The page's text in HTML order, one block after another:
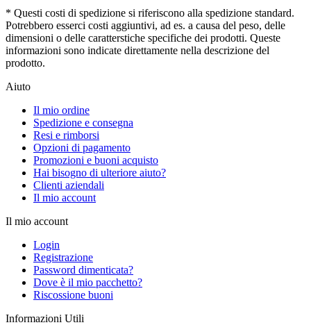
* Questi costi di spedizione si riferiscono alla spedizione standard.
Potrebbero esserci costi aggiuntivi, ad es. a causa del peso, delle
dimensioni o delle caratterstiche specifiche dei prodotti. Queste
informazioni sono indicate direttamente nella descrizione del
prodotto.
Aiuto
Il mio ordine
Spedizione e consegna
Resi e rimborsi
Opzioni di pagamento
Promozioni e buoni acquisto
Hai bisogno di ulteriore aiuto?
Clienti aziendali
Il mio account
Il mio account
Login
Registrazione
Password dimenticata?
Dove è il mio pacchetto?
Riscossione buoni
Informazioni Utili